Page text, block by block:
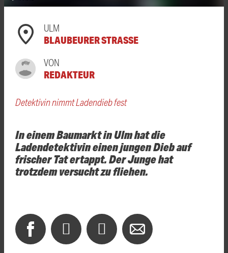
ULM
BLAUBEURER STRASSE
VON
REDAKTEUR
Detektivin nimmt Ladendieb fest
In einem Baumarkt in Ulm hat die
Ladendetektivin einen jungen Dieb auf
frischer Tat ertappt. Der Junge hat
trotzdem versucht zu fliehen.